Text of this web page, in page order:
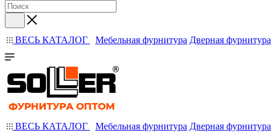
ВЕСЬ КАТАЛОГ Мебельная фурнитура Дверная фурнитура
ВЕСЬ КАТАЛОГ Мебельная фурнитура Дверная фурнитура